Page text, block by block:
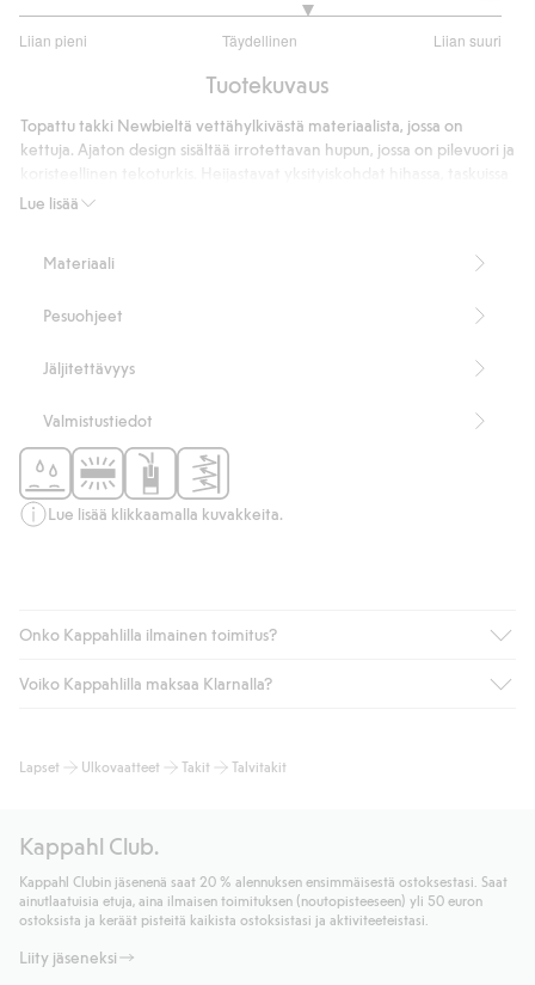
Liian pieni Täydellinen Liian suuri
/
ääneen
Tuotekuvaus
Lue lisää
Topattu takki Newbieltä vettähylkivästä materiaalista, jossa on
kettuja. Ajaton design sisältää irrotettavan hupun, jossa on pilevuori ja
ja selässä lisäävät näkyvyyttä. Takissa on kaksi etutaskua piilotetulla
vaatteesta helpon siirtää eteenpäin.
Tämä tuote on valmistettu kierrätetystä polyesteristä.
Kierrätetty polyesteri
Materiaali
Pesuohjeet
Jäljitettävyys
Valmistustiedot
Lue lisää klikkaamalla kuvakkeita.
Onko Kappahlilla ilmainen toimitus?
Jos olet Kappahl Clubin jäsen, saat aina ilmaisen toimituksen
kotiinkuljetusta). Toimituskulut poistuvat automaattisesti, kun
noutopisteeseen tai pakettiautomaattiin ja PostNordin
kotiinkuljetuksella 6,99 €, riippumatta ostosummasta.
Lue lisää
Voiko Kappahlilla maksaa Klarnalla?
maksutavat, kuten laskun, sekä muita maksuvaihtoehtoja.
Lisätietoja Klarnan maksuehdoista
Lue lisää
Lapset Ulkovaatteet Takit Talvitakit
Kappahl Club.
Kappahl Clubin jäsenenä saat 20 % alennuksen ensimmäisestä ostoksestasi. Saat
ainutlaatuisia etuja, aina ilmaisen toimituksen (noutopisteeseen) yli 50 euron
ostoksista ja keräät pisteitä kaikista ostoksistasi ja aktiviteeteistasi.
Liity jäseneksi